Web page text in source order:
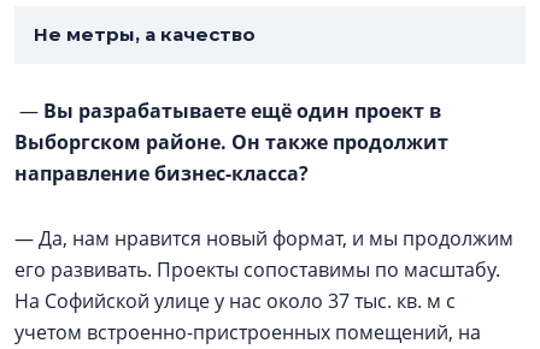
Не метры, а качество
— Вы разрабатываете ещё один проект в
Выборгском районе. Он также продолжит
направление бизнес-класса?
— Да, нам нравится новый формат, и мы продолжим
его развивать. Проекты сопоставимы по масштабу.
На Софийской улице у нас около 37 тыс. кв. м с
учетом встроенно-пристроенных помещений, на